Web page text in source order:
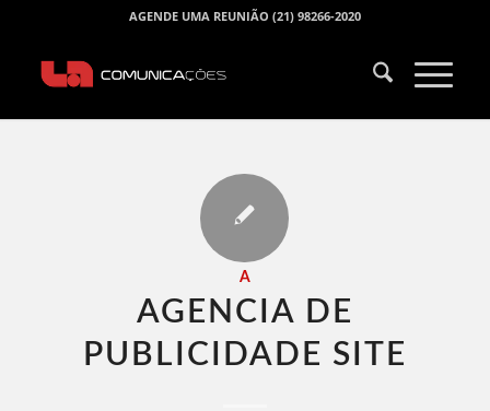
AGENDE UMA REUNIÃO (21) 98266-2020
A
AGENCIA DE
PUBLICIDADE SITE​